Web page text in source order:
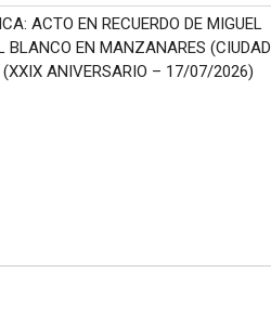
ACTO EN RECUERDO DE MIGUEL
BLANCO EN MANZANARES (CIUDAD
(XXIX ANIVERSARIO – 17/07/2026)